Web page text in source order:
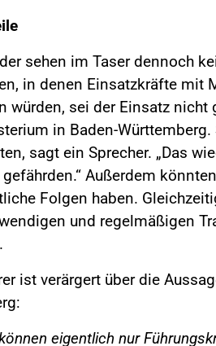
sehen im Taser dennoch
in denen Einsatzkräfte mit
würden, sei der Einsatz nicht
in Baden-
sagt ein Sprecher. „Das
Außerdem
Folgen haben.
und regelmäßigen
ist verärgert über die
eigentlich nur